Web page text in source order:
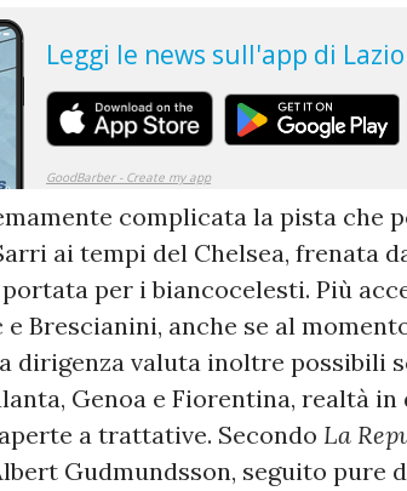
complicata la pista che
ai tempi del Chelsea, frenata
per i biancocelesti. Più
Brescianini, anche se al
dirigenza valuta inoltre possibili
Genoa e Fiorentina, realtà
a trattative. Secondo La
Gudmundsson, seguito pure